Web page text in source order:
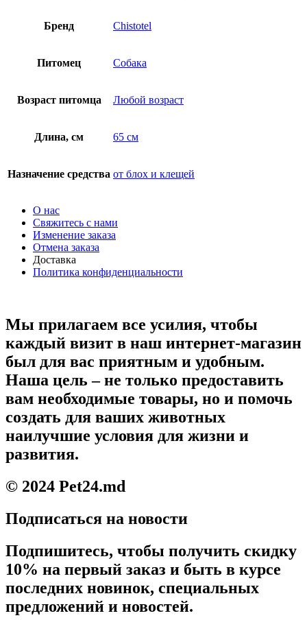
Бренд Chistotel
Питомец Собака
Возраст питомца Любой возраст
Длина, см 65 см
Назначение средства от блох и клещей
О нас
Свяжитесь с нами
Изменение заказа
Отмена заказа
Доставка
Политика конфиденциальности
Мы прилагаем все усилия, чтобы
каждый визит в наш интернет-магазин
был для вас приятным и удобным.
Наша цель – не только предоставить
вам необходимые товары, но и помочь
создать для ваших животных
наилучшие условия для жизни и
развития.
© 2024 Pet24.md
Подписаться на новости
Подпишитесь, чтобы получить скидку
10% на первый заказ и быть в курсе
последних новинок, специальных
предложений и новостей.